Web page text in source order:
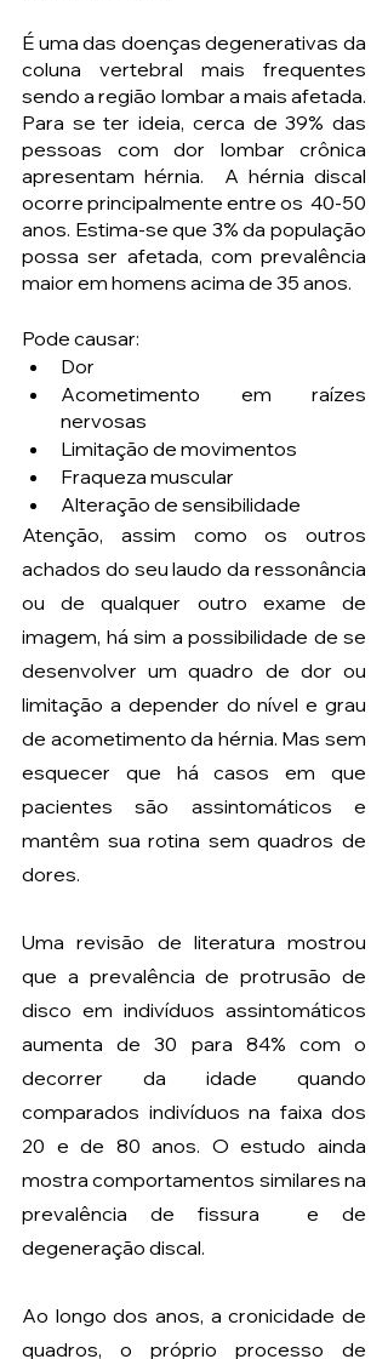
É uma das doenças degenerativas da
coluna vertebral mais frequentes
sendo a região lombar a mais afetada.
Para se ter ideia, cerca de 39% das
pessoas com dor lombar crônica
apresentam hérnia.  A hérnia discal
ocorre principalmente entre os  40-50
anos. Estima-se que 3% da população
possa ser afetada, com prevalência
maior em homens acima de 35 anos.
Pode causar:
Dor
Acometimento em raízes
nervosas
Limitação de movimentos
Fraqueza muscular
Alteração de sensibilidade
Atenção, assim como os outros
achados do seu laudo da ressonância
ou de qualquer outro exame de
imagem, há sim a possibilidade de se
desenvolver um quadro de dor ou
limitação a depender do nível e grau
de acometimento da hérnia. Mas sem
esquecer que há casos em que
pacientes são assintomáticos e
mantêm sua rotina sem quadros de
dores.
Uma revisão de literatura mostrou
que a prevalência de protrusão de
disco em indivíduos assintomáticos
aumenta de 30 para 84% com o
decorrer da idade quando
comparados indivíduos na faixa dos
20 e de 80 anos. O estudo ainda
mostra comportamentos similares na
prevalência de fissura  e de
degeneração discal.
Ao longo dos anos, a cronicidade de
quadros, o próprio processo de